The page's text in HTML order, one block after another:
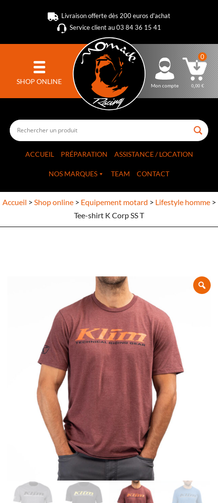
Livraison offerte dès 200 euros d'achat
Service client au 03 84 36 15 41
SHOP ONLINE Mon compte
0
0,00€
ACCUEIL PRÉPARATION ASSISTANCE / LOCATION
NOS MARQUES TEAM CONTACT
Accueil > Shop online> Equipement motard > Lifestyle homme>
Tee-shirt K Corp SS T